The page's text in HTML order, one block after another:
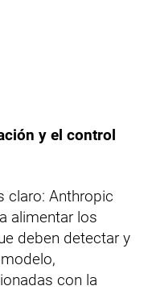
y el control
claro: Anthropic
alimentar los
deben detectar y
con la